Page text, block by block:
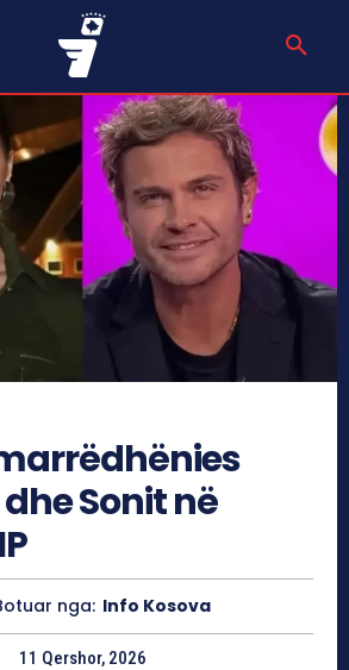
Sonit në
nga: Info Kosova
11 Qershor, 2026